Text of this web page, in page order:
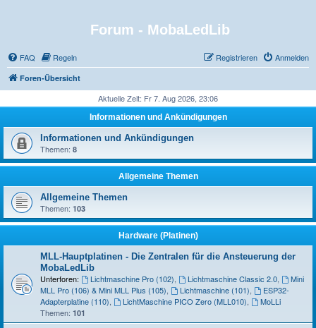
Forum - MobaLedLib
FAQ Regeln Anmelden
Registrieren
Foren-Übersicht
Aktuelle Zeit: Fr 7. Aug 2026, 23:06
Informationen und Ankündigungen
Informationen und Ankündigungen
Themen: 8
Allgemeine Themen
Allgemeine Themen
Themen: 103
Hardware (Platinen)
MLL-Hauptplatinen - Die Zentralen für die Ansteuerung der
MobaLedLib
Unterforen: Lichtmaschine Pro (102) Lichtmaschine Classic 2.0,
Mini
MLL Pro (106) & Mini MLL Plus (105)
Lichtmaschine (101)
ESP32-
Adapterplatine (110)
LichtMaschine PICO Zero (MLL010)
MoLLi
Themen: 101